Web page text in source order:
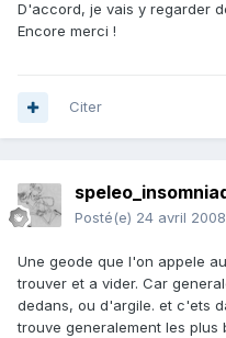
D'accord, je vais y regarder
Encore merci !
Citer
Posté(e) 24 avril 2008
Une geode que l'on appele
trouver et a vider. Car
dedans, ou d'argile. et c'ets
trouve generalement les plus